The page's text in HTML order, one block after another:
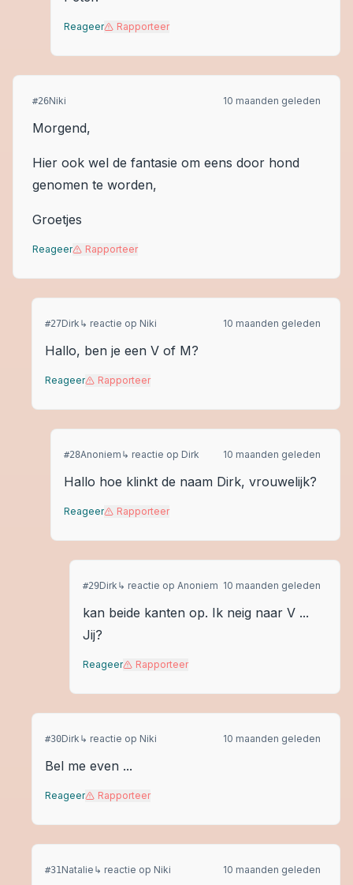
Reageer Rapporteer
#26Niki 10 maanden geleden
Morgend,
Hier ook wel de fantasie om eens door hond
genomen te worden,
Groetjes
Reageer Rapporteer
#27Dirk ↳ reactie op Niki 10 maanden geleden
Hallo, ben je een V of M?
Reageer Rapporteer
#28Anoniem ↳ reactie op Dirk 10 maanden geleden
Hallo hoe klinkt de naam Dirk, vrouwelijk?
Reageer Rapporteer
#29Dirk ↳ reactie op Anoniem 10 maanden geleden
kan beide kanten op. Ik neig naar V ...
Jij?
Reageer Rapporteer
#30Dirk ↳ reactie op Niki 10 maanden geleden
Bel me even ...
Reageer Rapporteer
#31Natalie ↳ reactie op Niki 10 maanden geleden